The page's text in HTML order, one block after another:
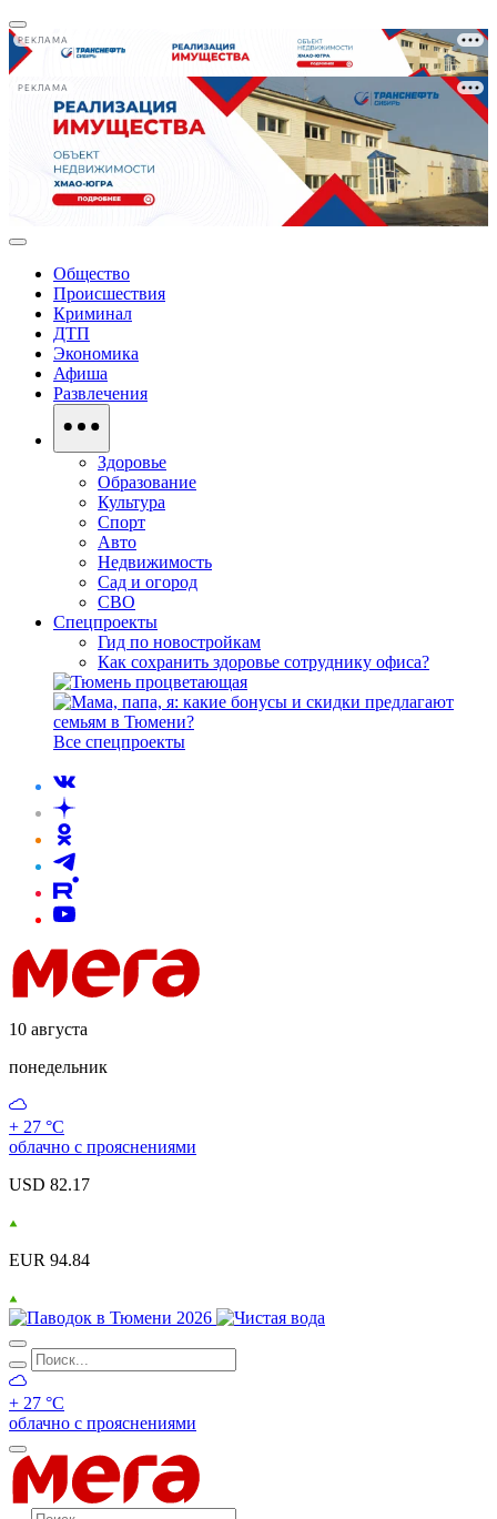
РЕКЛАМА
РЕКЛАМА
Общество
Происшествия
Криминал
ДТП
Экономика
Афиша
Развлечения
Здоровье
Образование
Культура
Спорт
Авто
Недвижимость
Сад и огород
СВО
Спецпроекты
Гид по новостройкам
Как сохранить здоровье сотруднику офиса?
Все спецпроекты
10 августа
понедельник
+ 27 °С
облачно с прояснениями
USD 82.17
EUR 94.84
+ 27 °С
облачно с прояснениями